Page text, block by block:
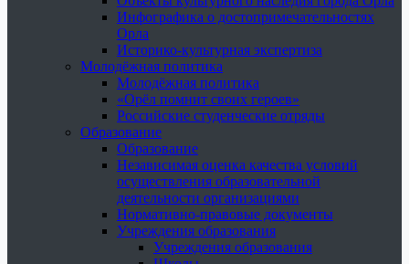
Инфографика о достопримечательностях
Орла
Историко-культурная экспертиза
Молодёжная политика
Молодёжная политика
«Орёл помнит своих героев»
Российские студенческие отряды
Образование
Образование
Независимая оценка качества условий
осуществления образовательной
деятельности организациями
Нормативно-правовые документы
Учреждения образования
Учреждения образования